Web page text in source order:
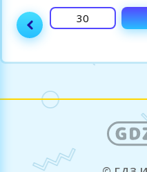
29 30